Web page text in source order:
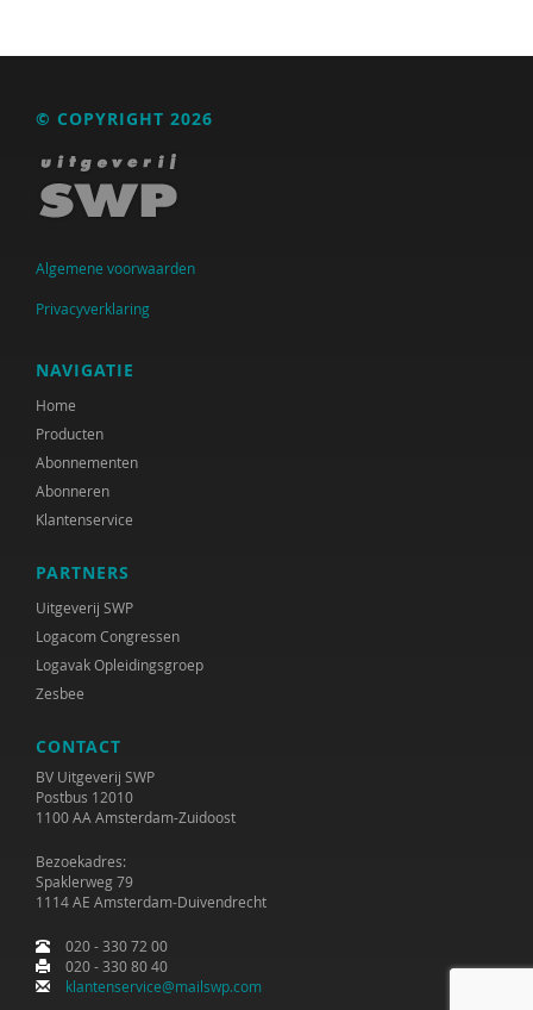
© COPYRIGHT 2026
Algemene voorwaarden
Privacyverklaring
NAVIGATIE
Home
Producten
Abonnementen
Abonneren
Klantenservice
PARTNERS
Uitgeverij SWP
Logacom Congressen
Logavak Opleidingsgroep
Zesbee
CONTACT
BV Uitgeverij SWP
Postbus 12010
1100 AA Amsterdam-Zuidoost
Bezoekadres:
Spaklerweg 79
1114 AE Amsterdam-Duivendrecht
020 - 330 72 00
020 - 330 80 40
klantenservice@mailswp.com